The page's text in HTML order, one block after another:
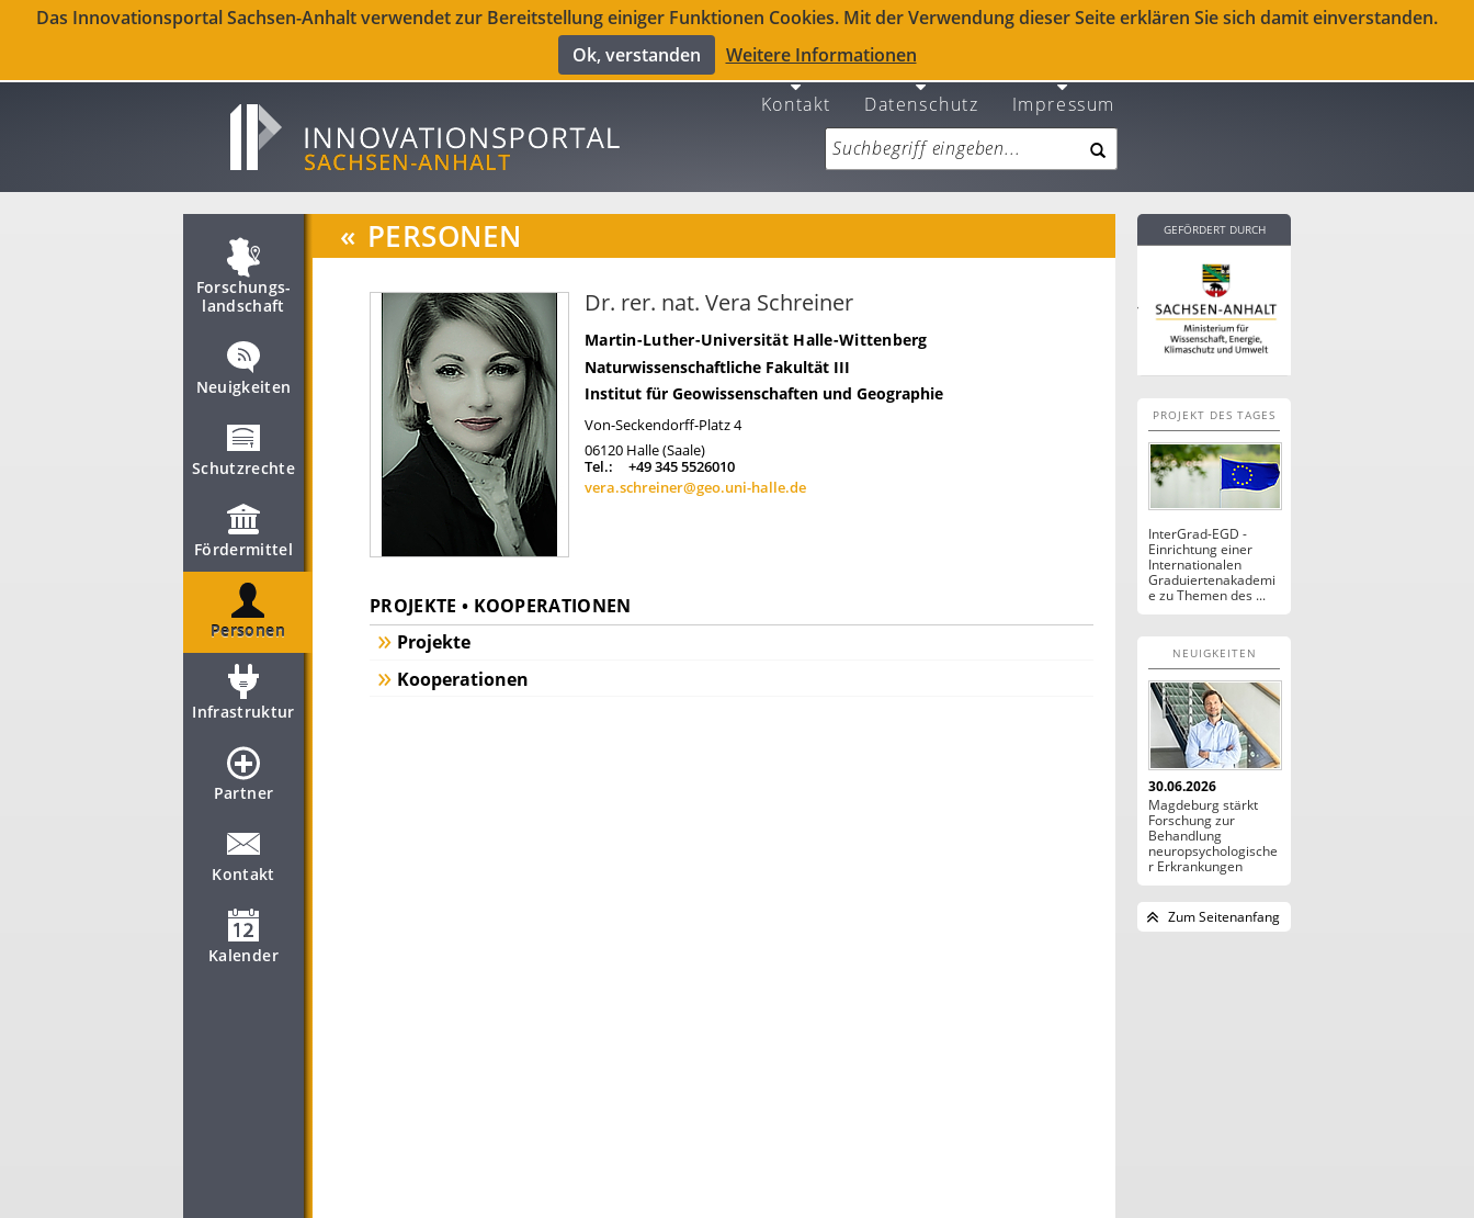
Das Innovationsportal Sachsen-Anhalt verwendet zur Bereitstellung einiger Funktionen Cookies. Mit der Verwendung dieser Seite erklären Sie sich damit einverstanden.
Ok, verstanden
Weitere Informationen
Kontakt Datenschutz Impressum
Forschungs­
landschaft
Neuigkeiten
Schutzrechte
Fördermittel
Personen
Infrastruktur
Partner
Kontakt
Kalender
« PERSONEN
Dr. rer. nat. Vera Schreiner
Martin-Luther-Universität Halle-Wittenberg
Naturwissenschaftliche Fakultät III
Institut für Geowissenschaften und Geographie
Von-Seckendorff-Platz 4
06120 Halle (Saale)
Tel.:
+49 345 5526010
vera.schreiner@geo.uni-halle.de
PROJEKTE • KOOPERATIONEN
Projekte
Kooperationen
GEFÖRDERT DURCH
PROJEKT DES TAGES
InterGrad-EGD -
Einrichtung einer
Internationalen
Graduiertenakademi
e zu Themen des ...
NEUIGKEITEN
30.06.2026
Magdeburg stärkt
Forschung zur
Behandlung
neuropsychologische
r Erkrankungen
Zum Seitenanfang